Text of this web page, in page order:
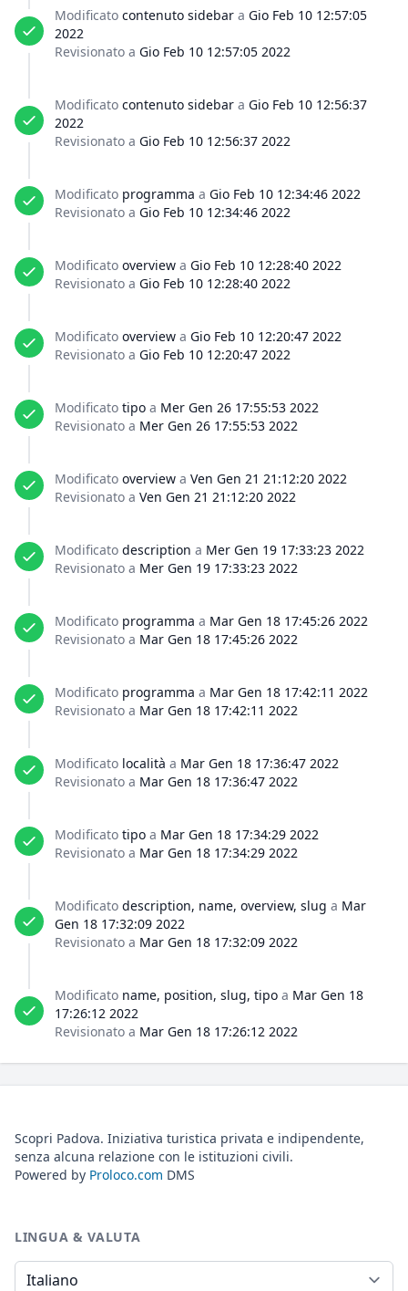
Modificato contenuto sidebar a Gio Feb 10 12:57:05
2022
Revisionato a Gio Feb 10 12:57:05 2022
Modificato contenuto sidebar a Gio Feb 10 12:56:37
2022
Revisionato a Gio Feb 10 12:56:37 2022
Modificato programma a Gio Feb 10 12:34:46 2022
Revisionato a Gio Feb 10 12:34:46 2022
Modificato overview a Gio Feb 10 12:28:40 2022
Revisionato a Gio Feb 10 12:28:40 2022
Modificato overview a Gio Feb 10 12:20:47 2022
Revisionato a Gio Feb 10 12:20:47 2022
Modificato tipo a Mer Gen 26 17:55:53 2022
Revisionato a Mer Gen 26 17:55:53 2022
Modificato overview a Ven Gen 21 21:12:20 2022
Revisionato a Ven Gen 21 21:12:20 2022
Modificato description a Mer Gen 19 17:33:23 2022
Revisionato a Mer Gen 19 17:33:23 2022
Modificato programma a Mar Gen 18 17:45:26 2022
Revisionato a Mar Gen 18 17:45:26 2022
Modificato programma a Mar Gen 18 17:42:11 2022
Revisionato a Mar Gen 18 17:42:11 2022
Modificato località a Mar Gen 18 17:36:47 2022
Revisionato a Mar Gen 18 17:36:47 2022
Modificato tipo a Mar Gen 18 17:34:29 2022
Revisionato a Mar Gen 18 17:34:29 2022
Modificato description, name, overview, slug a Mar
Gen 18 17:32:09 2022
Revisionato a Mar Gen 18 17:32:09 2022
Modificato name, position, slug, tipo a Mar Gen 18
17:26:12 2022
Revisionato a Mar Gen 18 17:26:12 2022
Scopri Padova. Iniziativa turistica privata e indipendente,
senza alcuna relazione con le istituzioni civili.
Powered by Proloco.com DMS
LINGUA & VALUTA
Lingua